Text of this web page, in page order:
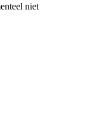
niet